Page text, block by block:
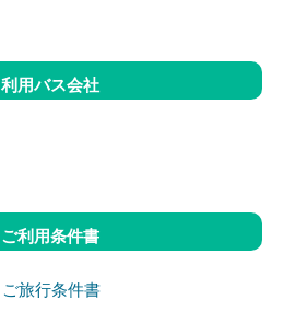
利用バス会社
ご利用条件書
ご旅行条件書